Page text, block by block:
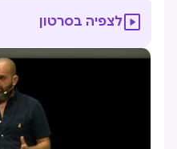
לצפיה בסרטון